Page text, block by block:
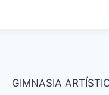
GIMNASIA